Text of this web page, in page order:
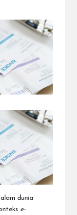
dunia
e-